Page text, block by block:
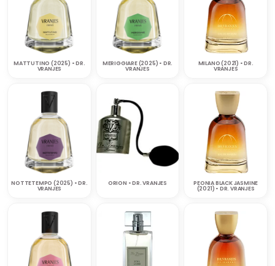
MATTUTINO (2025) • DR.
VRANJES
MERIGGIARE (2025) • DR.
VRANJES
MILANO (2021) • DR.
VRANJES
NOTTETEMPO (2025) • DR.
VRANJES
ORION • DR. VRANJES PEONIA BLACK JASMINE
(2021) • DR. VRANJES